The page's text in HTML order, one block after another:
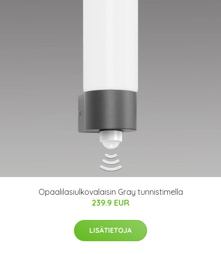
Opaalilasiulkovalaisin Gray tunnistimella
239.9 EUR
LISÄTIETOJA